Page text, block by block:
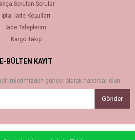
Sorulan Sorular
İptal İade Koşulları
İade Taleplerim
Kargo Takip
E-BÜLTEN KAYIT
güncel olarak haberdar olun.
Gönder